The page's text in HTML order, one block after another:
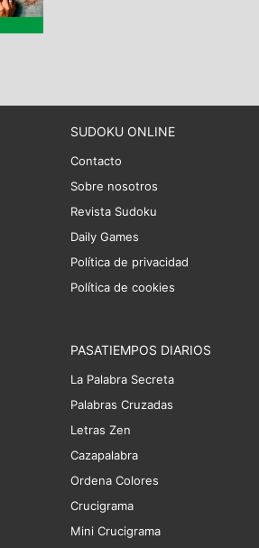
SUDOKU ONLINE
Contacto
Sobre nosotros
Revista Sudoku
Daily Games
Política de privacidad
Política de cookies
PASATIEMPOS DIARIOS
La Palabra Secreta
Palabras Cruzadas
Letras Zen
Cazapalabra
Ordena Colores
Crucigrama
Mini Crucigrama